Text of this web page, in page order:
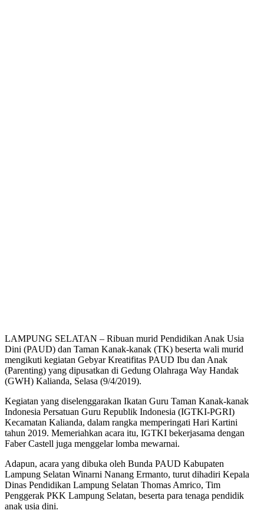
LAMPUNG SELATAN – Ribuan murid Pendidikan Anak Usia
Dini (PAUD) dan Taman Kanak-kanak (TK) beserta wali murid
mengikuti kegiatan Gebyar Kreatifitas PAUD Ibu dan Anak
(Parenting) yang dipusatkan di Gedung Olahraga Way Handak
(GWH) Kalianda, Selasa (9/4/2019).
Kegiatan yang diselenggarakan Ikatan Guru Taman Kanak-kanak
Indonesia Persatuan Guru Republik Indonesia (IGTKI-PGRI)
Kecamatan Kalianda, dalam rangka memperingati Hari Kartini
tahun 2019. Memeriahkan acara itu, IGTKI bekerjasama dengan
Faber Castell juga menggelar lomba mewarnai.
Adapun, acara yang dibuka oleh Bunda PAUD Kabupaten
Lampung Selatan Winarni Nanang Ermanto, turut dihadiri Kepala
Dinas Pendidikan Lampung Selatan Thomas Amrico, Tim
Penggerak PKK Lampung Selatan, beserta para tenaga pendidik
anak usia dini.